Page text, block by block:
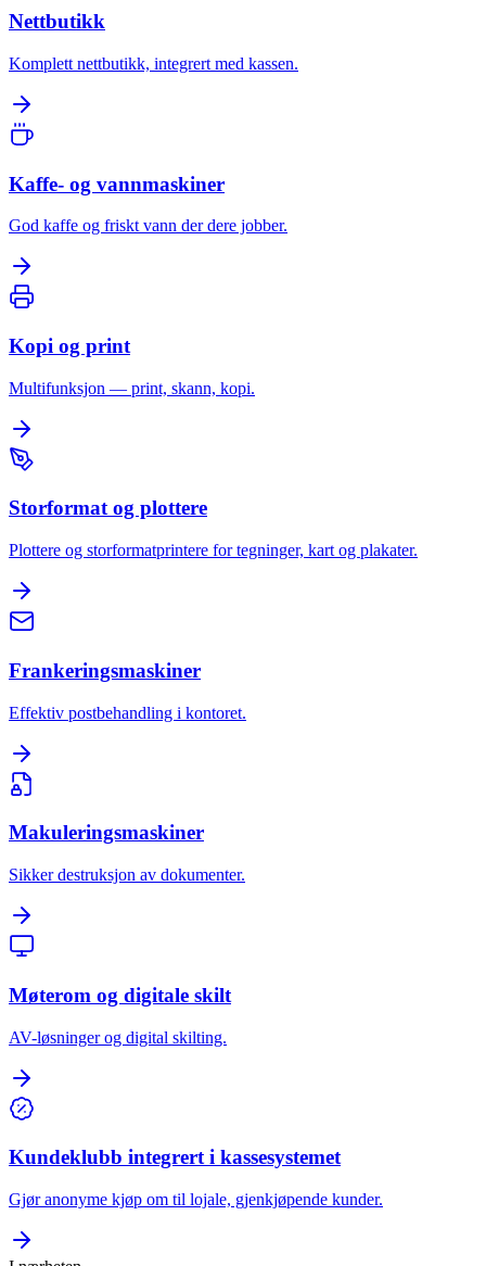
Nettbutikk
Komplett nettbutikk, integrert med kassen.
Kaffe- og vannmaskiner
God kaffe og friskt vann der dere jobber.
Kopi og print
Multifunksjon — print, skann, kopi.
Storformat og plottere
Plottere og storformatprintere for tegninger, kart og plakater.
Frankeringsmaskiner
Effektiv postbehandling i kontoret.
Makuleringsmaskiner
Sikker destruksjon av dokumenter.
Møterom og digitale skilt
AV-løsninger og digital skilting.
Kundeklubb integrert i kassesystemet
Gjør anonyme kjøp om til lojale, gjenkjøpende kunder.